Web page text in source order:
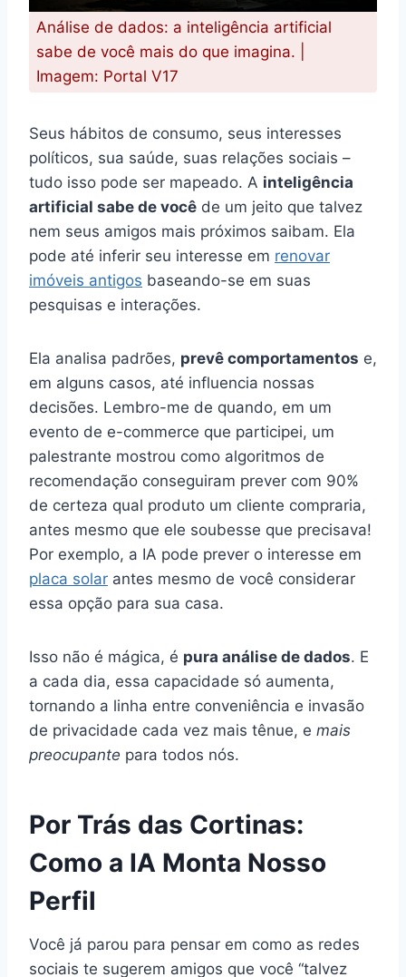
Análise de dados: a inteligência artificial
sabe de você mais do que imagina. |
Imagem: Portal V17
Seus hábitos de consumo, seus interesses
políticos, sua saúde, suas relações sociais –
tudo isso pode ser mapeado. A inteligência
artificial sabe de você de um jeito que talvez
nem seus amigos mais próximos saibam. Ela
pode até inferir seu interesse em renovar
imóveis antigos baseando-se em suas
pesquisas e interações.
Ela analisa padrões, prevê comportamentos e,
em alguns casos, até influencia nossas
decisões. Lembro-me de quando, em um
evento de e-commerce que participei, um
palestrante mostrou como algoritmos de
recomendação conseguiram prever com 90%
de certeza qual produto um cliente compraria,
antes mesmo que ele soubesse que precisava!
Por exemplo, a IA pode prever o interesse em
placa solar antes mesmo de você considerar
essa opção para sua casa.
Isso não é mágica, é pura análise de dados. E
a cada dia, essa capacidade só aumenta,
tornando a linha entre conveniência e invasão
de privacidade cada vez mais tênue, e mais
preocupante para todos nós.
Por Trás das Cortinas:
Como a IA Monta Nosso
Perfil
Você já parou para pensar em como as redes
sociais te sugerem amigos que você “talvez